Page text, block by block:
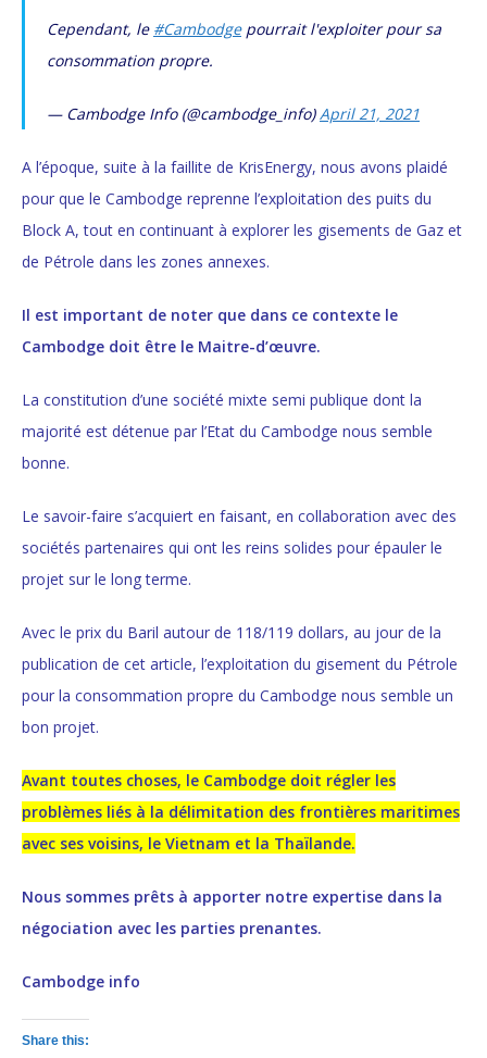
Cependant, le #Cambodgepourrait l'exploiter pour sa
consommation propre.
— Cambodge Info (@cambodge_info) April 21, 2021
A l’époque, suite à la faillite de KrisEnergy, nous avons plaidé
pour que le Cambodge reprenne l’exploitation des puits du
Block A, tout en continuant à explorer les gisements de Gaz et
de Pétrole dans les zones annexes.
Il est important de noter que dans ce contexte le
Cambodge doit être le Maitre-d’œuvre.
La constitution d’une société mixte semi publique dont la
majorité est détenue par l’Etat du Cambodge nous semble
bonne.
Le savoir-faire s’acquiert en faisant, en collaboration avec des
sociétés partenaires qui ont les reins solides pour épauler le
projet sur le long terme.
Avec le prix du Baril autour de 118/119 dollars, au jour de la
publication de cet article, l’exploitation du gisement du Pétrole
pour la consommation propre du Cambodge nous semble un
bon projet.
Avant toutes choses, le Cambodge doit régler les
problèmes liés à la délimitation des frontières maritimes
avec ses voisins, le Vietnam et la Thaïlande.
Nous sommes prêts à apporter notre expertise dans la
négociation avec les parties prenantes.
Cambodge info
Share this: